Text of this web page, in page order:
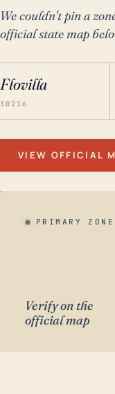
We couldn't pin a
official state map
Flovilla
30216
VIEW OFFICIAL
PRIMARY ZONE
Verify on the
official map